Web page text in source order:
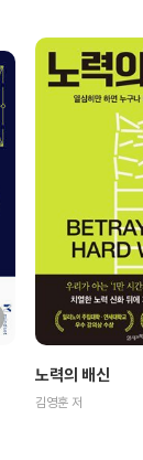
노력의 배신
김영훈 저